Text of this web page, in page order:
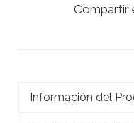
Compartir
Información del